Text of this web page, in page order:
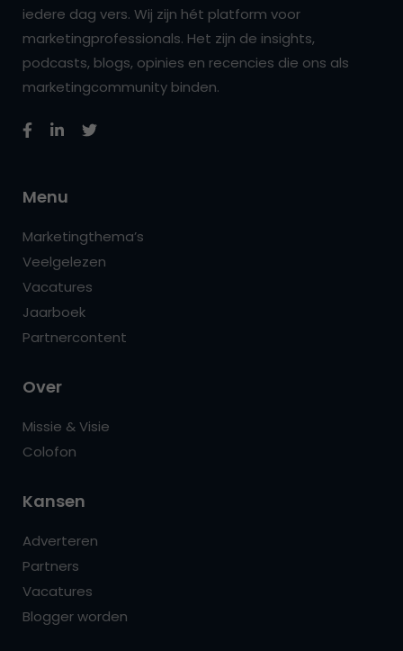
iedere dag vers. Wij zijn hét platform voor
marketingprofessionals. Het zijn de insights,
podcasts, blogs, opinies en recencies die ons als
marketingcommunity binden.
Menu
Marketingthema’s
Veelgelezen
Vacatures
Jaarboek
Partnercontent
Over
Missie & Visie
Colofon
Kansen
Adverteren
Partners
Vacatures
Blogger worden